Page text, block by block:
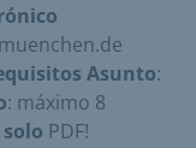
Asunto:
: máximo 8
PDF!